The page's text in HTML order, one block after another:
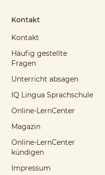
Kontakt
Kontakt
Häufig gestellte
Fragen
Unterricht absagen
IQ Lingua Sprachschule
Online-LernCenter
Magazin
Online-LernCenter
kündigen
Impressum